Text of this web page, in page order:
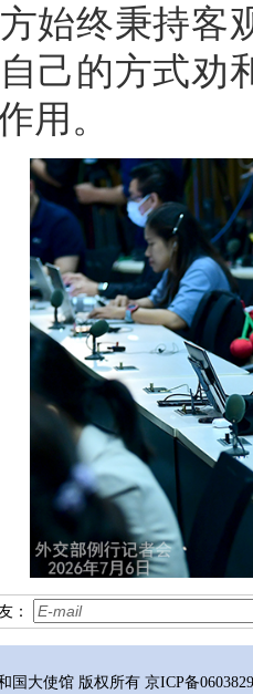
始终秉持客
己的方式劝
用。
：
国大使馆 版权所有 京ICP备